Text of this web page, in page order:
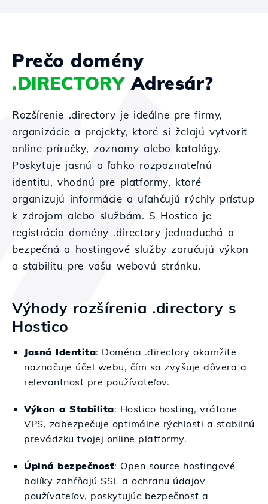
Prečo domény
.DIRECTORYAdresár?
Rozšírenie .directory je ideálne pre firmy,
organizácie a projekty, ktoré si želajú vytvoriť
online príručky, zoznamy alebo katalógy.
Poskytuje jasnú a ľahko rozpoznateľnú
identitu, vhodnú pre platformy, ktoré
organizujú informácie a uľahčujú rýchly prístup
k zdrojom alebo službám. S Hostico je
registrácia domény .directory jednoduchá a
bezpečná a hostingové služby zaručujú výkon
a stabilitu pre vašu webovú stránku.
Výhody rozšírenia .directory s
Hostico
Jasná Identita: Doména .directory okamžite
naznačuje účel webu, čím sa zvyšuje dôvera a
relevantnosť pre používateľov.
Výkon a Stabilita: Hostico hosting, vrátane
VPS, zabezpečuje optimálne rýchlosti a stabilnú
prevádzku tvojej online platformy.
Úplná bezpečnosť: Open source hostingové
balíky zahŕňajú SSL a ochranu údajov
používateľov, poskytujúc bezpečnosť a